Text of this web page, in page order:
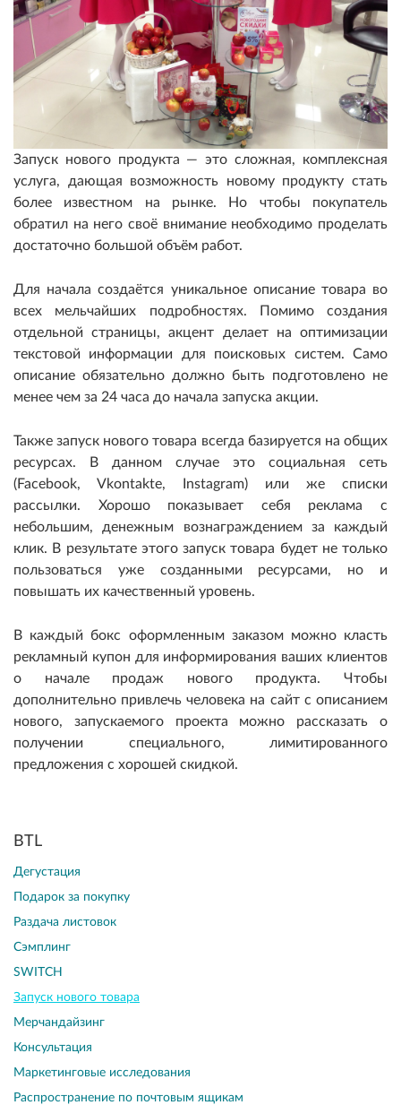
Запуск нового продукта — это сложная, комплексная
услуга, дающая возможность новому продукту стать
более известном на рынке. Но чтобы покупатель
обратил на него своё внимание необходимо проделать
достаточно большой объём работ.
Для начала создаётся уникальное описание товара во
всех мельчайших подробностях. Помимо создания
отдельной страницы, акцент делает на оптимизации
текстовой информации для поисковых систем. Само
описание обязательно должно быть подготовлено не
менее чем за 24 часа до начала запуска акции.
Также запуск нового товара всегда базируется на общих
ресурсах. В данном случае это социальная сеть
(Facebook, Vkontakte, Instagram) или же списки
рассылки. Хорошо показывает себя реклама с
небольшим, денежным вознаграждением за каждый
клик. В результате этого запуск товара будет не только
пользоваться уже созданными ресурсами, но и
повышать их качественный уровень.
В каждый бокс оформленным заказом можно класть
рекламный купон для информирования ваших клиентов
о начале продаж нового продукта. Чтобы
дополнительно привлечь человека на сайт с описанием
нового, запускаемого проекта можно рассказать о
получении специального, лимитированного
предложения с хорошей скидкой.
BTL
Дегустация
Подарок за покупку
Раздача листовок
Сэмплинг
SWITCH
Запуск нового товара
Мерчандайзинг
Консультация
Маркетинговые исследования
Распространение по почтовым ящикам